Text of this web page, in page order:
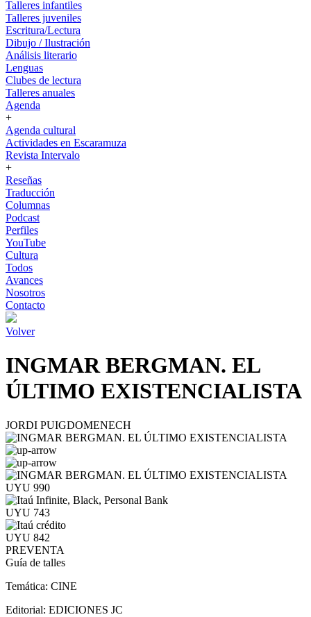
Talleres infantiles
Talleres juveniles
Escritura/Lectura
Dibujo / Ilustración
Análisis literario
Lenguas
Clubes de lectura
Talleres anuales
Agenda
+
Agenda cultural
Actividades en Escaramuza
Revista Intervalo
+
Reseñas
Traducción
Columnas
Podcast
Perfiles
YouTube
Cultura
Todos
Avances
Nosotros
Contacto
Volver
INGMAR BERGMAN. EL
ÚLTIMO EXISTENCIALISTA
JORDI PUIGDOMENECH
UYU 990
UYU 743
UYU 842
PREVENTA
Guía de talles
Temática: CINE
Editorial: EDICIONES JC